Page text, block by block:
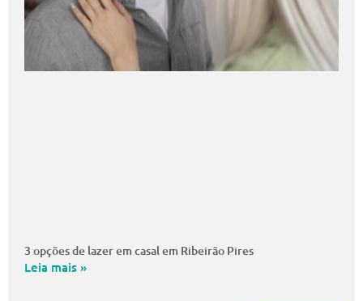
3 opções de lazer em casal em Ribeirão Pires
Leia mais »